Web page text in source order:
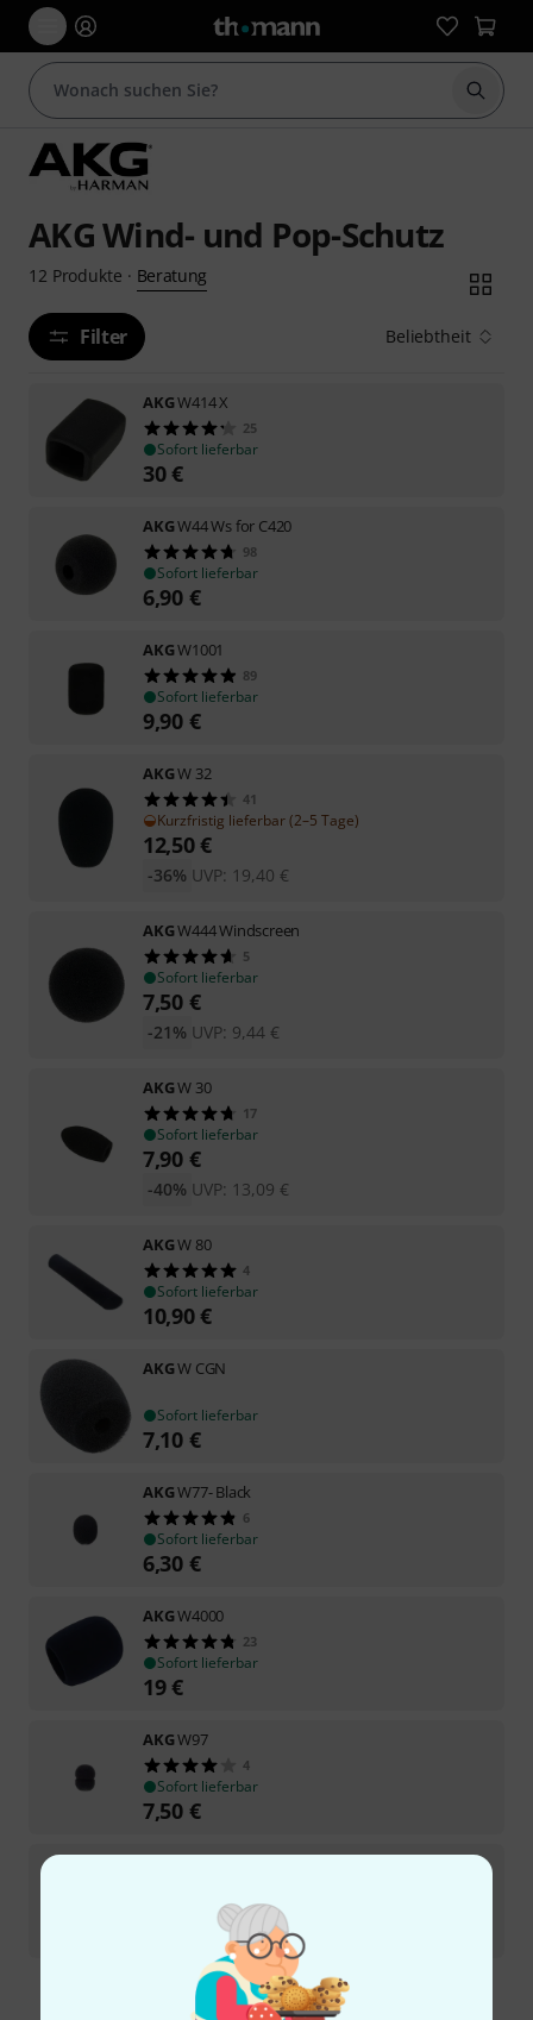
Suche
AKG Wind- und Pop-Schutz
12 Produkte · Beratung
Filter Beliebtheit
AKGW414 X
25
Sofort lieferbar
30€
AKGW44 Ws for C420
98
Sofort lieferbar
6,90 €
AKGW1001
89
Sofort lieferbar
9,90 €
AKGW 32
41
Kurzfristig lieferbar (2–5 Tage)
12,50€
UVP: 19,40 €
-36%
AKGW444 Windscreen
5
Sofort lieferbar
7,50 €
UVP: 9,44 €
-21%
AKGW 30
17
Sofort lieferbar
7,90 €
UVP: 13,09 €
-40%
AKGW 80
4
Sofort lieferbar
10,90€
AKGW CGN
Sofort lieferbar
7,10 €
AKGW77- Black
6
Sofort lieferbar
6,30 €
AKGW4000
23
Sofort lieferbar
19€
AKGW97
4
Sofort lieferbar
7,50 €
Kurzfristig lieferbar (2–5 Tage)
Kostenloser Versand ab 29 €